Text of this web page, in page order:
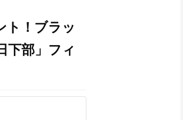
ト！ブラッ
下部」フィ